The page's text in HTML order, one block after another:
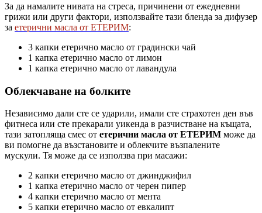
За да намалите нивата на стреса, причинени от ежедневни
грижи или други фактори, използвайте тази бленда за дифузер
за етерични масла от ЕТЕРИМ:
3 капки етерично масло от градински чай
1 капка етерично масло от лимон
1 капка етерично масло от лавандула
Облекчаване на болките
Независимо дали сте се ударили, имали сте страхотен ден във
фитнеса или сте прекарали уикенда в разчистване на къщата,
тази затопляща смес от етерични масла от ЕТЕРИМ може да
ви помогне да възстановите и облекчите възпалените
мускули. Тя може да се използва при масажи:
2 капки етерично масло от джинджифил
1 капка етерично масло от черен пипер
4 капки етерично масло от мента
5 капки етерично масло от евкалипт